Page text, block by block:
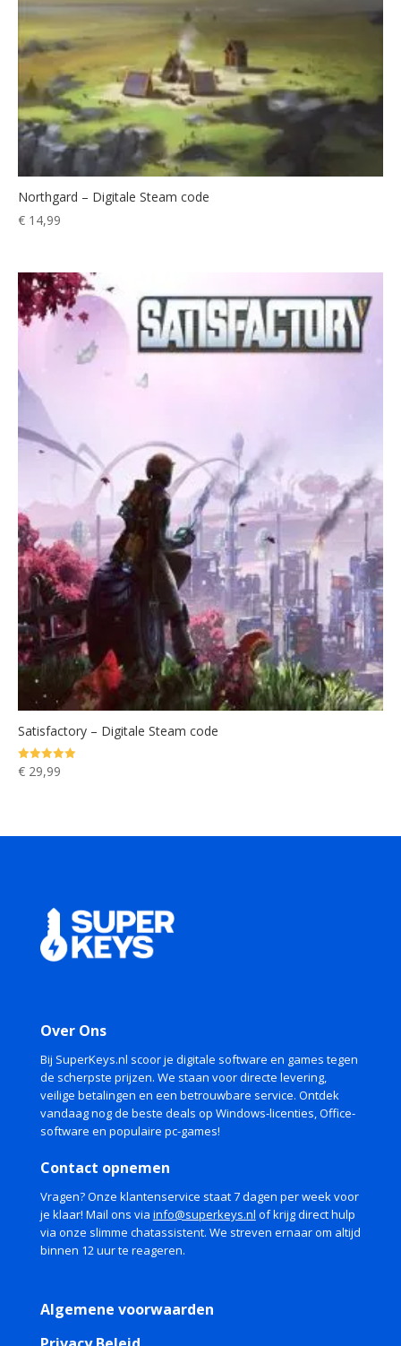
Northgard – Digitale Steam code
€ 14,99
Satisfactory – Digitale Steam code
Gewaardeerd
5.00
€ 29,99
Over Ons
Bij SuperKeys.nl scoor je digitale software en games tegen
de scherpste prijzen. We staan voor directe levering,
veilige betalingen en een betrouwbare service. Ontdek
vandaag nog de beste deals op Windows-licenties, Office-
software en populaire pc-games!
Contact opnemen
Vragen? Onze klantenservice staat 7 dagen per week voor
je klaar! Mail ons via info@superkeys.nl of krijg direct hulp
via onze slimme chatassistent. We streven ernaar om altijd
binnen 12 uur te reageren.
Algemene voorwaarden